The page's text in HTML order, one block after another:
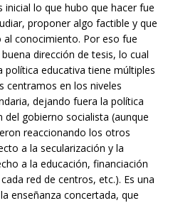
lo que hubo que hacer fue
proponer algo factible y que
conocimiento. Por eso fue
dirección de tesis, lo cual
política educativa tiene múltiples
centramos en los niveles
dejando fuera la política
gobierno socialista (aunque
reaccionando los otros
a la secularización y la
a la educación, financiación
red de centros, etc.). Es una
enseñanza concertada, que